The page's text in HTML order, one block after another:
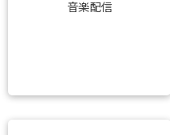
音楽配信